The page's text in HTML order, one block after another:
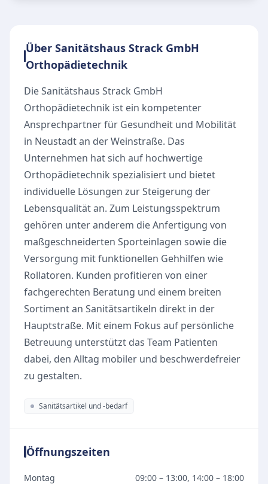
Über Sanitätshaus Strack GmbH
Orthopädietechnik
Die Sanitätshaus Strack GmbH
Orthopädietechnik ist ein kompetenter
Ansprechpartner für Gesundheit und Mobilität
in Neustadt an der Weinstraße. Das
Unternehmen hat sich auf hochwertige
Orthopädietechnik spezialisiert und bietet
individuelle Lösungen zur Steigerung der
Lebensqualität an. Zum Leistungsspektrum
gehören unter anderem die Anfertigung von
maßgeschneiderten Sporteinlagen sowie die
Versorgung mit funktionellen Gehhilfen wie
Rollatoren. Kunden profitieren von einer
fachgerechten Beratung und einem breiten
Sortiment an Sanitätsartikeln direkt in der
Hauptstraße. Mit einem Fokus auf persönliche
Betreuung unterstützt das Team Patienten
dabei, den Alltag mobiler und beschwerdefreier
zu gestalten.
Sanitätsartikel und -bedarf
Öffnungszeiten
Montag
09:00 – 13:00, 14:00 – 18:00